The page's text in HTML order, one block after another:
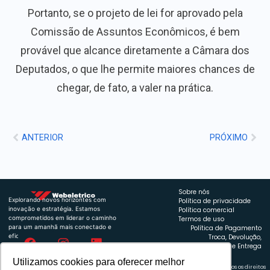
Utilizamos cookies para oferecer melhor
Portanto, se o projeto de lei for aprovado pela
Comissão de Assuntos Econômicos, é bem
provável que alcance diretamente a Câmara dos
Deputados, o que lhe permite maiores chances de
chegar, de fato, a valer na prática.
ANTERIOR PRÓXIMO
Explorando novos horizontes com
inovação e estratégia. Estamos
comprometidos em liderar o caminho
para um amanhã mais conectado e
eficiente.
Sobre nós
Política de privacidade
Política comercial
Termos de uso
Política de Pagamento
Troca, Devolução,
Reembolso e Entrega
Retrocart Veiculos Eletricos LTDA CNPJ: 49.759.389/0001-42 | © 2024 Webeletrico. Todos os direitos